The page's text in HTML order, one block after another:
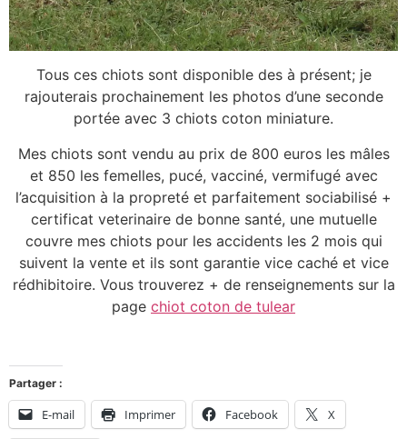
Tous ces chiots sont disponible des à présent; je
rajouterais prochainement les photos d’une seconde
portée avec 3 chiots coton miniature.
Mes chiots sont vendu au prix de 800 euros les mâles
et 850 les femelles, pucé, vacciné, vermifugé avec
l’acquisition à la propreté et parfaitement sociabilisé +
certificat veterinaire de bonne santé, une mutuelle
couvre mes chiots pour les accidents les 2 mois qui
suivent la vente et ils sont garantie vice caché et vice
rédhibitoire. Vous trouverez + de renseignements sur la
page chiot coton de tulear
Partager :
E-mail Imprimer Facebook X